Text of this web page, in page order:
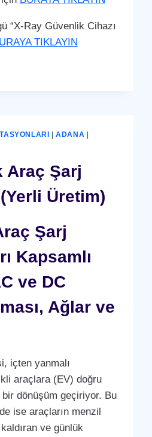
“X-Ray Güvenlik Cihazı
TIKLAYIN
|ADANA
Araç Şarj
Üretim)
Şarj
Kapsamlı
ve DC
Ağlar ve
içten yanmalı
araçlara (EV) doğru
dönüşüm geçiriyor. Bu
ise araçların menzil
ve günlük